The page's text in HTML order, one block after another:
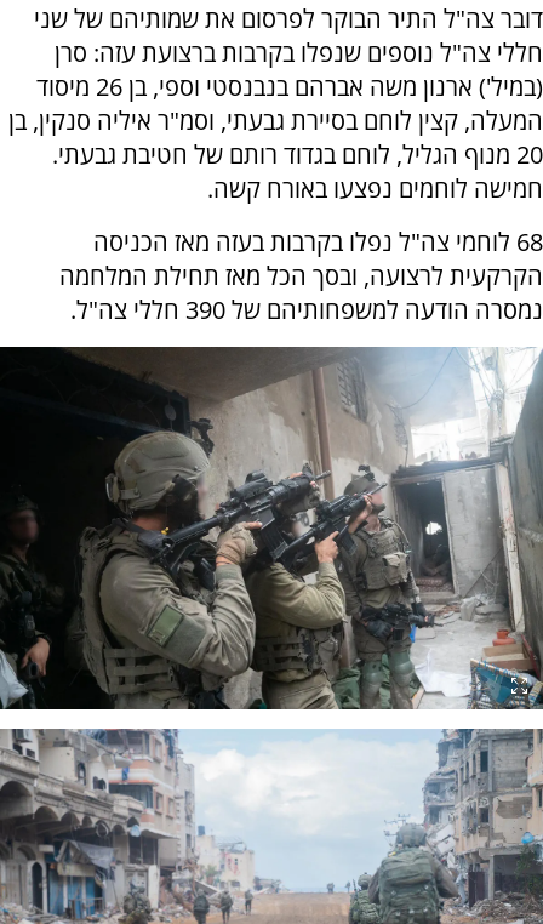
דובר צה"ל התיר הבוקר לפרסום את שמותיהם של שני
חללי צה"ל נוספים שנפלו בקרבות ברצועת עזה: סרן
(במיל') ארנון משה אברהם בנבנסטי וספי, בן 26 מיסוד
המעלה, קצין לוחם בסיירת גבעתי, וסמ"ר איליה סנקין, בן
20 מנוף הגליל, לוחם בגדוד רותם של חטיבת גבעתי.
חמישה לוחמים נפצעו באורח קשה.
68 לוחמי צה"ל נפלו בקרבות בעזה מאז הכניסה
הקרקעית לרצועה, ובסך הכל מאז תחילת המלחמה
נמסרה הודעה למשפחותיהם של 390 חללי צה"ל.